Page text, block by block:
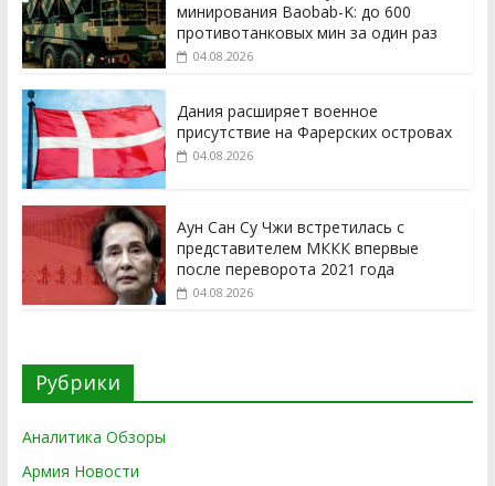
минирования Baobab-K: до 600
противотанковых мин за один раз
04.08.2026
Дания расширяет военное
присутствие на Фарерских островах
04.08.2026
Аун Сан Су Чжи встретилась с
представителем МККК впервые
после переворота 2021 года
04.08.2026
Рубрики
Аналитика Обзоры
Армия Новости